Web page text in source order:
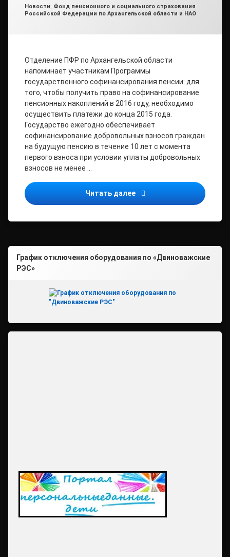
Рубрики:
Новости, Фонд пенсионного и социального страхования
Российской Федерации по Архангельской области и НАО
Отделение ПФР по Архангельской области
напоминает участникам Программы
государственного софинансирования пенсии: для
того, чтобы получить право на софинансирование
пенсионных накоплений в 2016 году, необходимо
осуществить платежи до конца 2015 года.
Государство ежегодно обеспечивает
софинансирование добровольных взносов граждан
на будущую пенсию в течение 10 лет с момента
первого взноса при условии уплаты добровольных
взносов не менее …
Читать далее Софинансирование
График отключения оборудования по «Двиноважские
РЭС»